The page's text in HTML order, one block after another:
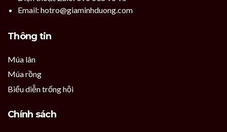
Email: hotro@giaminhduong.com
Thông tin
Múa lân
Múa rồng
Biểu diễn trống hội
Chính sách